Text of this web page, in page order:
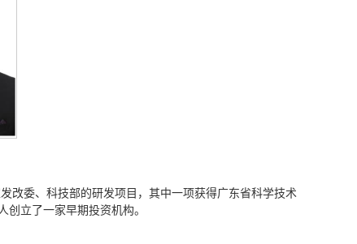
改委、科技部的研发项目，其中一项获得广东省科学技术
立了一家早期投资机构。